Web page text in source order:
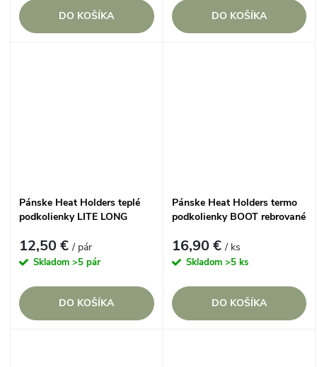
DO KOŠÍKA DO KOŠÍKA
Pánske Heat Holders teplé
podkolienky LITE LONG
12,50 €/ pár
Skladom >5 pár
DO KOŠÍKA
Pánske Heat Holders termo
podkolienky BOOT rebrované
16,90 €/ ks
Skladom >5 ks
DO KOŠÍKA